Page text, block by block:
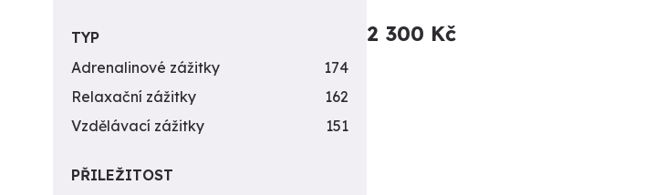
2 300 Kč
TYP
Adrenalinové zážitky
174
Relaxační zážitky
162
Vzdělávací zážitky
151
PŘILEŽITOST